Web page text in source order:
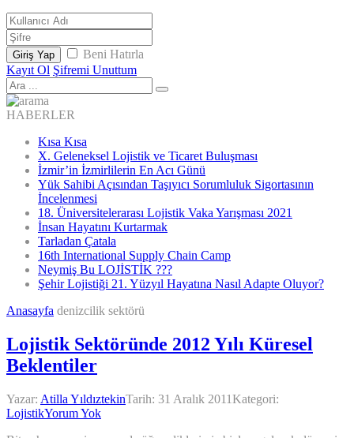
Giriş Yap
Beni Hatırla
Kayıt Ol Şifremi Unuttum
HABERLER
Kısa Kısa
X. Geleneksel Lojistik ve Ticaret Buluşması
İzmir’in İzmirlilerin En Acı Günü
Yük Sahibi Açısından Taşıyıcı Sorumluluk Sigortasının
İncelenmesi
18. Üniversitelerarası Lojistik Vaka Yarışması 2021
İnsan Hayatını Kurtarmak
Tarladan Çatala
16th International Supply Chain Camp
Neymiş Bu LOJİSTİK ???
Şehir Lojistiği 21. Yüzyıl Hayatına Nasıl Adapte Oluyor?
Anasayfa denizcilik sektörü
Lojistik Sektöründe 2012 Yılı Küresel
Beklentiler
Yazar: Atilla YıldıztekinTarih: 31 Aralık 2011Kategori:
LojistikYorum Yok